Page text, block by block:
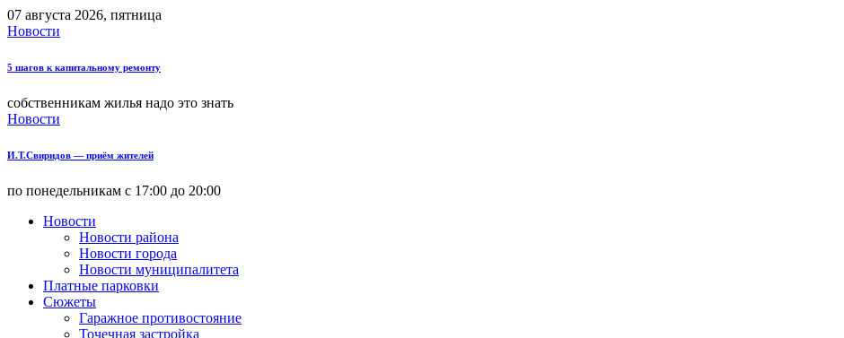
07 августа 2026, пятница
Новости
5 шагов к капитальному ремонту
собственникам жилья надо это знать
Новости
И.Т.Свиридов — приём жителей
по понедельникам с 17:00 до 20:00
Новости
Новости района
Новости города
Новости муниципалитета
Платные парковки
Сюжеты
Гаражное противостояние
Точечная застройка